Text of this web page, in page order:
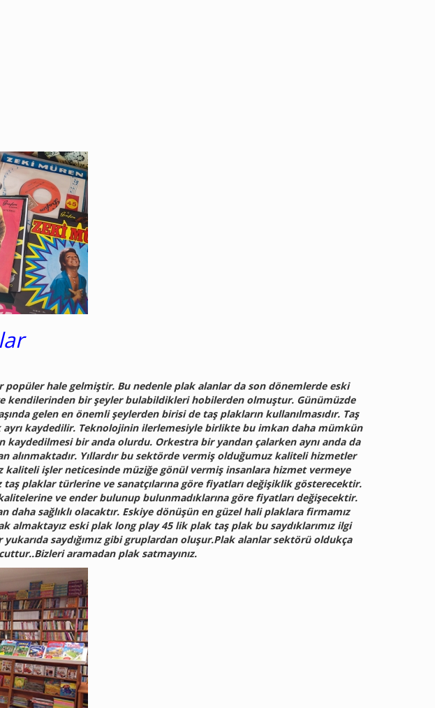
popüler hale gelmiştir. Bu nedenle plak alanlar da son dönemlerde eski
kendilerinden bir şeyler bulabildikleri hobilerden olmuştur. Günümüzde
gelen en önemli şeylerden birisi de taş plakların kullanılmasıdır. Taş
ayrı kaydedilir. Teknolojinin ilerlemesiyle birlikte bu imkan daha mümkün
kaydedilmesi bir anda olurdu. Orkestra bir yandan çalarken aynı anda da
alınmaktadır. Yıllardır bu sektörde vermiş olduğumuz kaliteli hizmetler
işler neticesinde müziğe gönül vermiş insanlara hizmet vermeye
plaklar türlerine ve sanatçılarına göre fiyatları değişiklik gösterecektir.
ve ender bulunup bulunmadıklarına göre fiyatları değişecektir.
sağlıklı olacaktır. Eskiye dönüşün en güzel hali plaklara firmamız
almaktayız eski plak long play 45 lik plak taş plak bu saydıklarımız ilgi
saydığımız gibi gruplardan oluşur.Plak alanlar sektörü oldukça
aramadan plak satmayınız.